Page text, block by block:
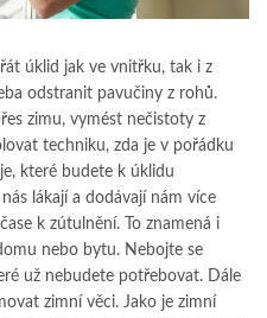
úklid jak ve vnitřku, tak i z
odstranit pavučiny z rohů.
zimu, vymést nečistoty z
techniku, zda je v pořádku
které budete k úklidu
lákají a dodávají nám více
k zútulnění. To znamená i
nebo bytu. Nebojte se
už nebudete potřebovat. Dále
zimní věci. Jako je zimní